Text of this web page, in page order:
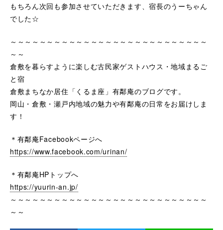
もちろん次回も参加させていただきます、宿長のうーちゃん
でした☆
～～～～～～～～～～～～～～～～～～～～～～～～～～～
～～
倉敷を暮らすように楽しむ古民家ゲストハウス・地域まるご
と宿
倉敷まちなか居住「くるま座」有鄰庵のブログです。
岡山・倉敷・瀬戸内地域の魅力や有鄰庵の日常をお届けしま
す！
＊有鄰庵Facebookページへ
https://www.facebook.com/urinan/
＊有鄰庵HPトップへ
https://yuurin-an.jp/
～～～～～～～～～～～～～～～～～～～～～～～～～～～
～～